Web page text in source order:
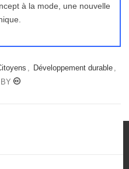
à la mode, une nouvelle
, Développement durable ,